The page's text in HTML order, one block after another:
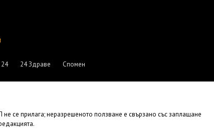
24 Здраве Спомен
се прилага; неразрешеното ползване е свързано със заплащане